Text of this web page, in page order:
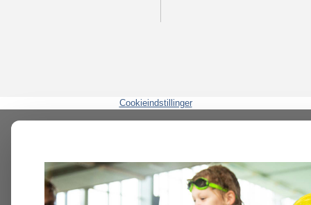
Cookieindstillinger